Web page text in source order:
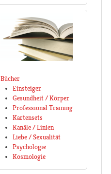
Bücher
Einsteiger
Gesundheit / Körper
Professional Training
Kartensets
Kanäle / Linien
Liebe / Sexualität
Psychologie
Kosmologie